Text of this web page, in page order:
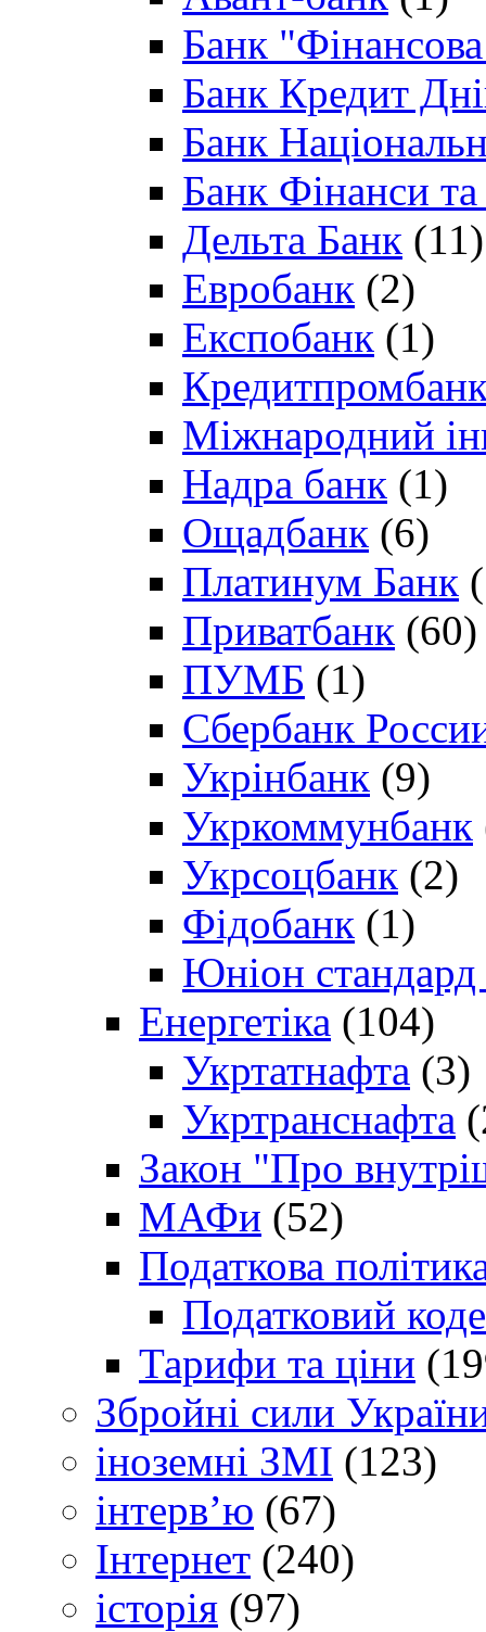
Банк "Фінансова
Банк Кредит
Банк
Банк Фінанси
Дельта Банк (11)
Евробанк (2)
Експобанк (1)
Міжнародний
Надра банк (1)
Ощадбанк (6)
Платинум Банк
Приватбанк (60)
ПУМБ (1)
Сбербанк
Укрінбанк (9)
Укркоммунбанк
Укрсоцбанк (2)
Фідобанк (1)
Юніон стандард
Енергетіка (104)
Укртатнафта (3)
Укртранснафта
Закон "Про
МАФи (52)
Податкова
Податковий
Тарифи та ціни
Збройні сили
іноземні ЗМІ (123)
інтерв’ю (67)
Інтернет (240)
історія (97)